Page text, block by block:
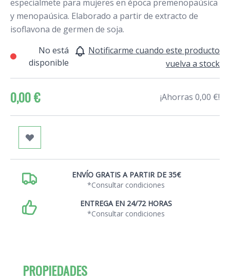
especialmete para mujeres en época premenopaúsica
y menopaúsica. Elaborado a partir de extracto de
isoflavona de germen de soja.
No está
disponible
Notificarme cuando este producto
vuelva a stock
0,00 € ¡Ahorras 0,00 €!
ENVÍO GRATIS A PARTIR DE 35€
*Consultar condiciones
ENTREGA EN 24/72 HORAS
*Consultar condiciones
PROPIEDADES